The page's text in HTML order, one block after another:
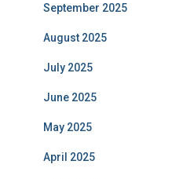
September 2025
August 2025
July 2025
June 2025
May 2025
April 2025